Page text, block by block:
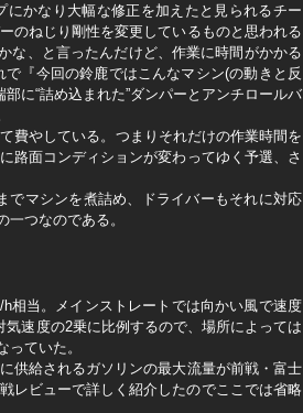
かなり大幅な修正を加えたと見られるチー
のねじり剛性を変更しているものと思われる
な、と言ったんだけど、作業に時間がかかる
『今回の鈴鹿ではこんなマシン(の動きと反
に“詰め込まれた”ダンパーとアンチロールバ
費やしている。つまりそれだけの作業時間を
路面コンディションが変わってゆく予選、さ
でマシンを煮詰め、ドライバーもそれに対応
つなのである。
相当。メインストレートでは向かい風で速度
速度の2乗に比例するので、場所によっては
ていた。
供給されるガソリンの最大流量が前戦・富士
レビューで詳しく紹介したのでここでは省略